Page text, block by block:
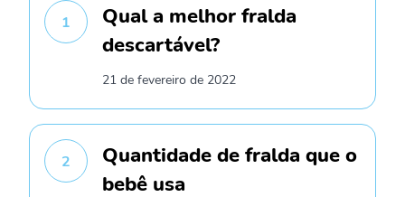
1
Qual a melhor fralda
descartável?
21 de fevereiro de 2022
2
Quantidade de fralda que o
bebê usa